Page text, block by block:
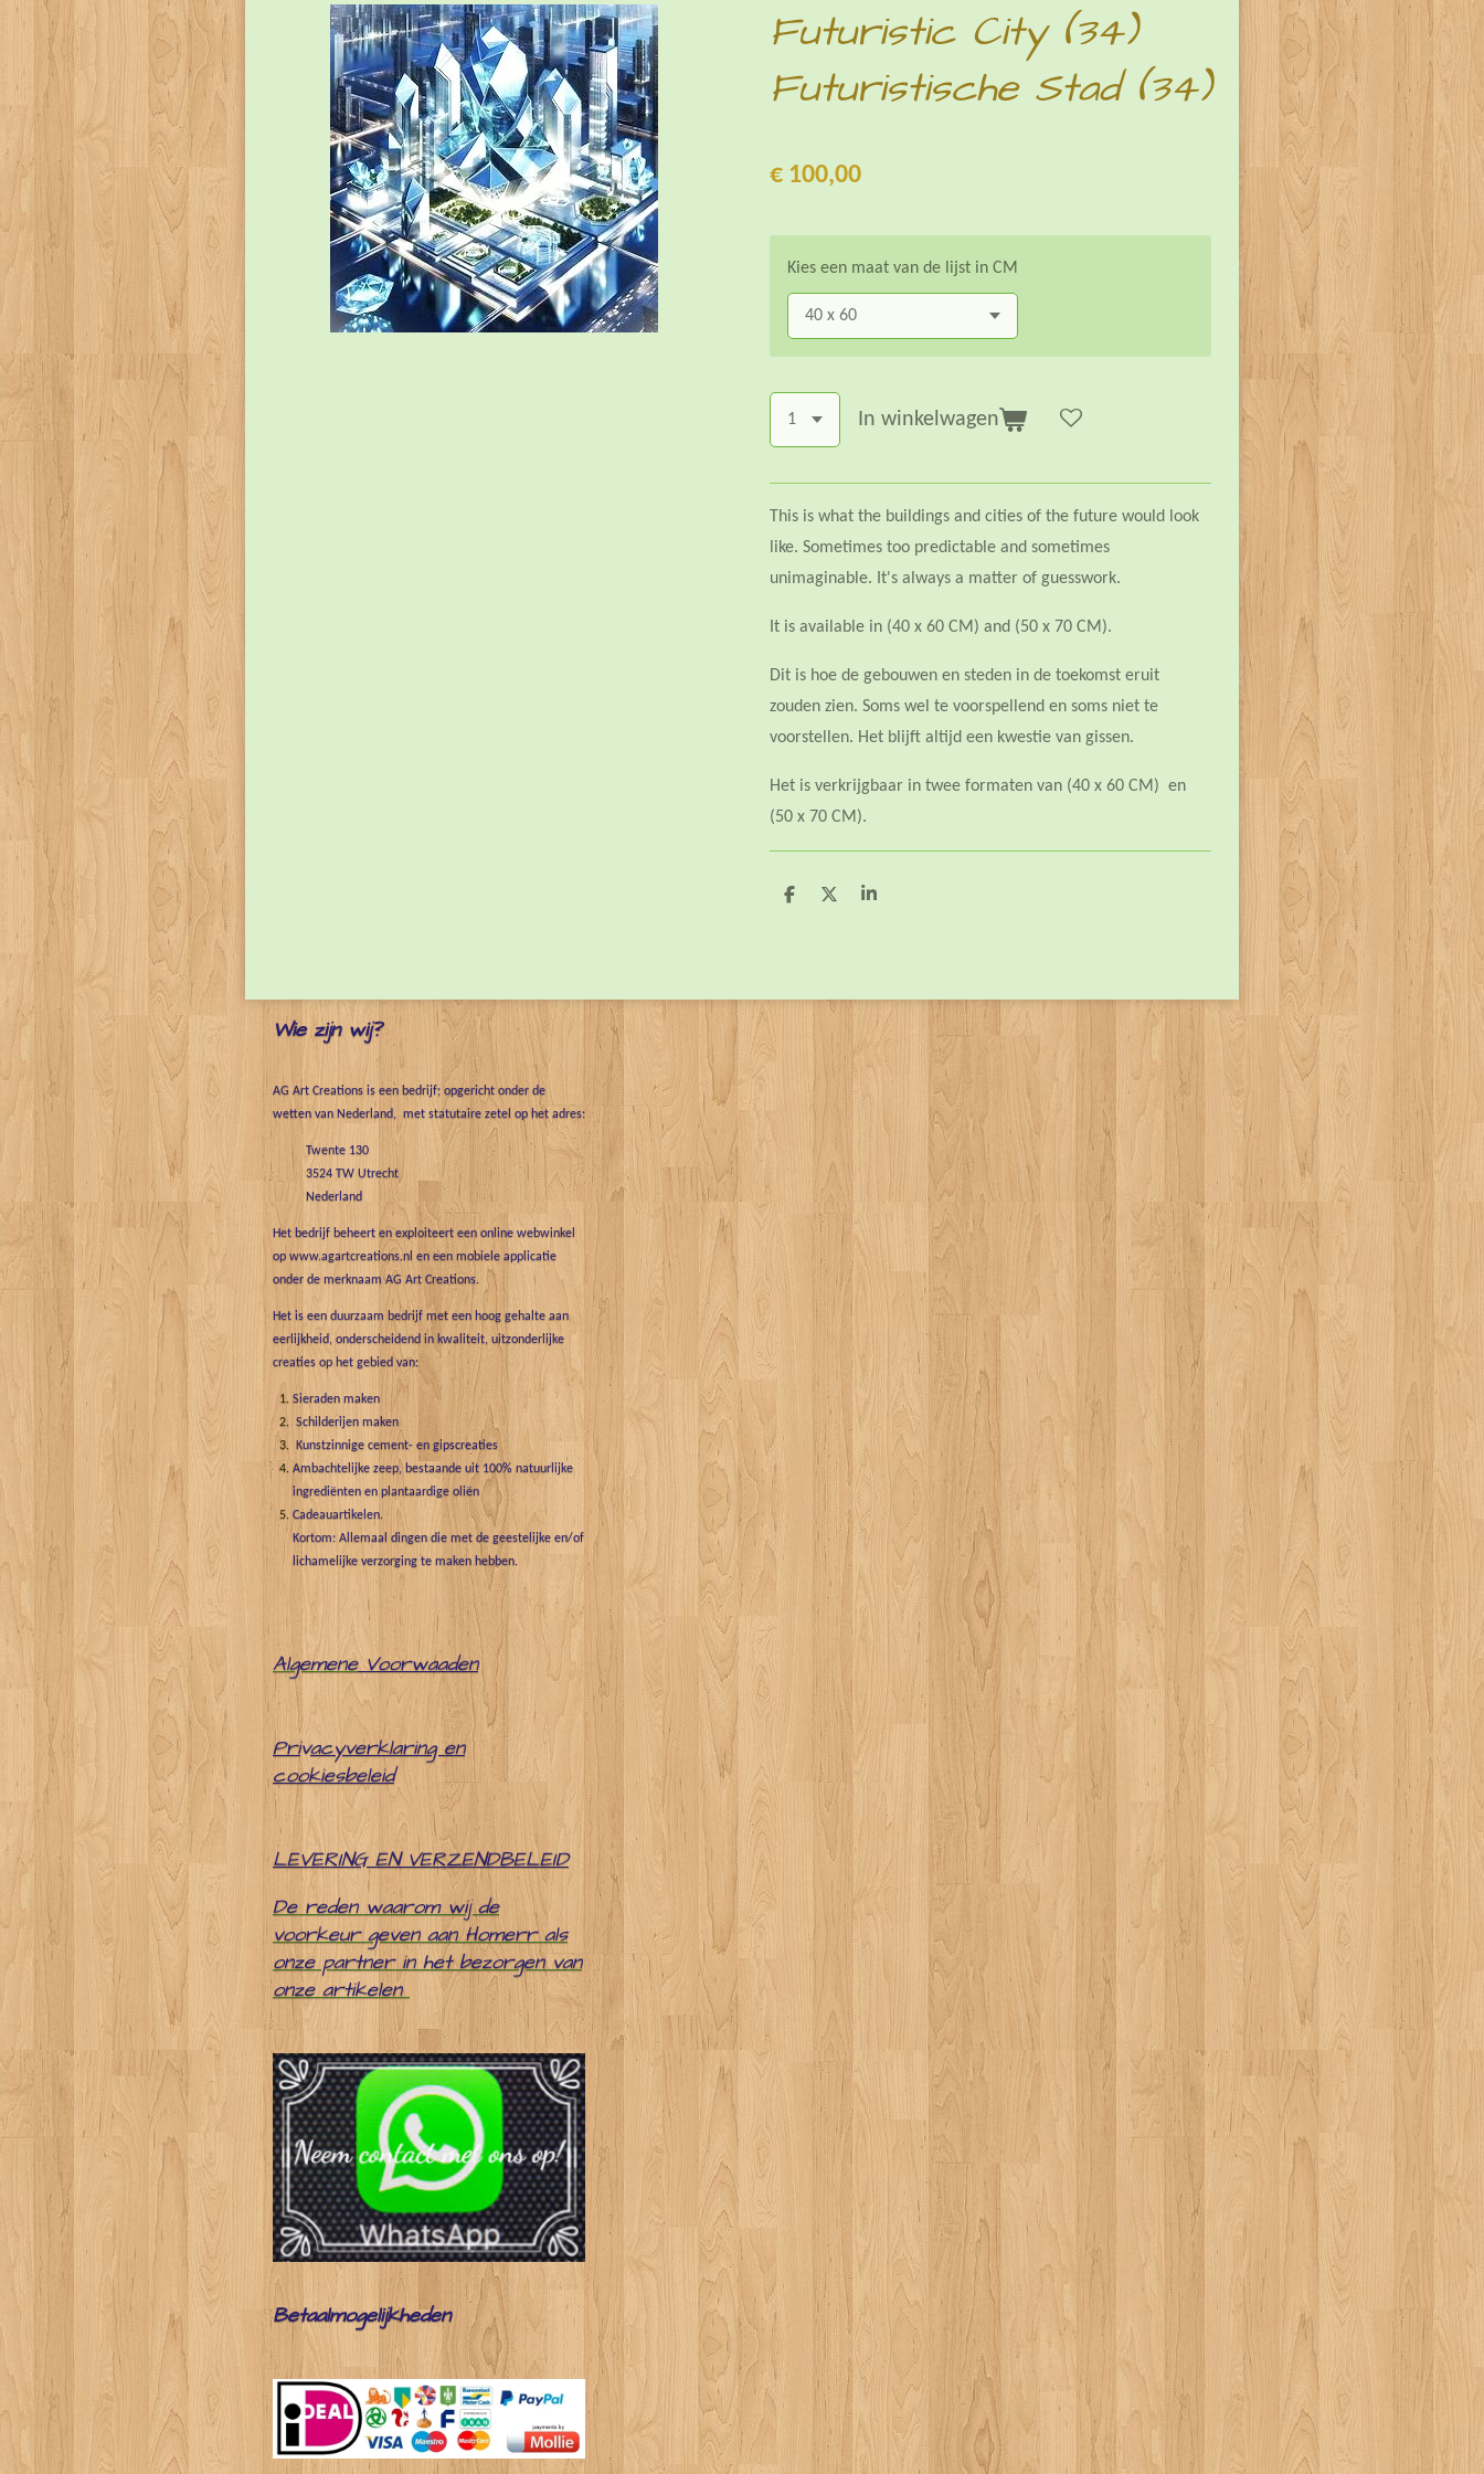
Futuristic City (34)
Futuristische Stad (34)
€ 100,00
Kies een maat van de lijst in CM
In winkelwagen
This is what the buildings and cities of the future would look
like. Sometimes too predictable and sometimes
unimaginable. It's always a matter of guesswork.
It is available in (40 x 60 CM) and (50 x 70 CM).
Dit is hoe de gebouwen en steden in de toekomst eruit
zouden zien. Soms wel te voorspellend en soms niet te
voorstellen. Het blijft altijd een kwestie van gissen.
Het is verkrijgbaar in twee formaten van (40 x 60 CM) en
(50 x 70 CM).
D
D
S
Wie zijn wij?
AG Art Creations is een bedrijf; opgericht onder de
wetten van Nederland, met statutaire zetel op het adres:
Twente 130
3524 TW Utrecht
Nederland
Het bedrijf beheert en exploiteert een online webwinkel
op www.agartcreations.nl en een mobiele applicatie
onder de merknaam AG Art Creations.
Het is een duurzaam bedrijf met een hoog gehalte aan
eerlijkheid, onderscheidend in kwaliteit, uitzonderlijke
creaties op het gebied van:
Sieraden maken
Schilderijen maken
Kunstzinnige cement- en gipscreaties
Ambachtelijke zeep, bestaande uit 100% natuurlijke
ingrediënten en plantaardige oliën
Cadeauartikelen.
Kortom: Allemaal dingen die met de geestelijke en/of
lichamelijke verzorging te maken hebben.
Algemene Voorwaaden
Privacyverklaring en
cookiesbeleid
LEVERING EN VERZENDBELEID
De reden waarom wij de
voorkeur geven aan Homerr als
onze partner in het bezorgen van
onze artikelen
Betaalmogelijkheden